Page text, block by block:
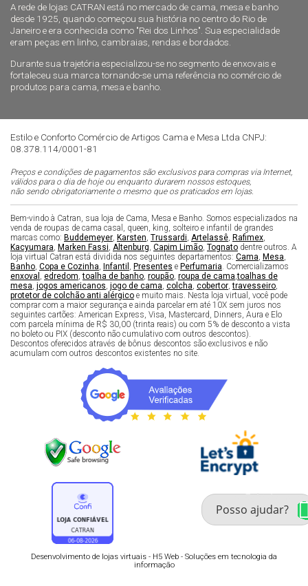
A rede de lojas CATRAN está no mercado de cama, mesa e banho
desde 1925, quando começou sua história no centro do Rio de
Janeiro e era conhecida como "Rei dos Linhos". Sua especialidade
eram peças em linho, cambraias, rendas e bordados.
Durante sua trajetória especializou-se no segmento de enxovais e
fortaleceu sua marca tornando-se uma referência no comércio de
produtos para cama, mesa e banho.
Estilo e Conforto Comércio de Artigos Cama e Mesa Ltda CNPJ:
08.378.114/0001-81
Preços e condições de pagamentos são exclusivos para compras via Internet,
válidos para o dia de hoje ou enquanto durarem nossos estoques,
não sendo obrigatoriamente o mesmo que os praticados em lojas.
Bem-vindo à Catran, sua loja de Cama, Mesa e Banho. Somos especializados na
venda de roupas de cama casal, queen, king, solteiro e infantil de grandes
marcas como: Buddemeyer, Karsten, Trussardi, Artelassê, Rafimex,
Kacyumara, Marken Fassi, Altenburg, Capim Limão, Tognato dentre outros. A
loja virtual Catran está dividida nos seguintes departamentos: Cama, Mesa,
Banho, Copa e Cozinha, Infantil , Presentes e Perfumaria. Comercializamos
enxoval , edredom,toalha de banho, roupão, roupa de cama,toalhas de
mesa, jogos americanos, jogo de cama, colcha, cobertor,travesseiro,
protetor de colchão anti alérgico e muito mais. Nesta loja virtual, você pode
comprar com a maior segurança e ainda parcelar em até 10X sem juros nos
seguintes cartões: American Express, Visa, Mastercard, Dinners, Aura e Elo
com parcela mínima de R$ 30,00 (trinta reais) ou com 5% de desconto a vista
no boleto ou PIX (desconto não cumulativo com outros descontos).
Descontos oferecidos através de bônus descontos são exclusivos e não
acumulam com outros descontos existentes no site.
Desenvolvimento de lojas virtuais - H5 Web - Soluções em tecnologia da
informação
Fale com um especialista
enxoval